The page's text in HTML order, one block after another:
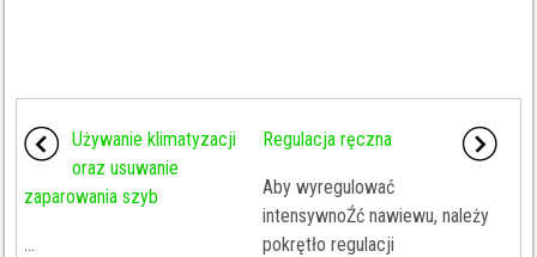
Używanie klimatyzacji
oraz usuwanie
zaparowania szyb
...
Regulacja ręczna
Aby wyregulować
intensywnoŹć nawiewu, należy
pokrętło regulacji